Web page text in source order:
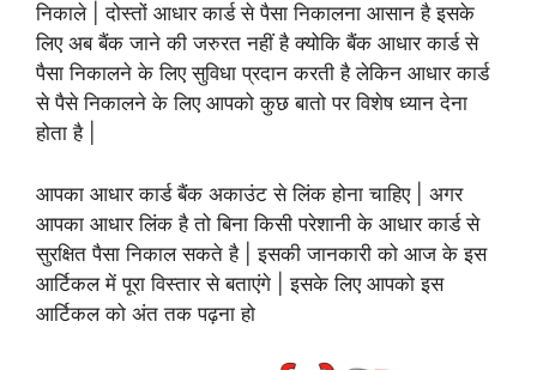
निकाले | दोस्तों आधार कार्ड से पैसा निकालना आसान है इसके
लिए अब बैंक जाने की जरुरत नहीं है क्योकि बैंक आधार कार्ड से
पैसा निकालने के लिए सुविधा प्रदान करती है लेकिन आधार कार्ड
से पैसे निकालने के लिए आपको कुछ बातो पर विशेष ध्यान देना
होता है |
आपका आधार कार्ड बैंक अकाउंट से लिंक होना चाहिए | अगर
आपका आधार लिंक है तो बिना किसी परेशानी के आधार कार्ड से
सुरक्षित पैसा निकाल सकते है | इसकी जानकारी को आज के इस
आर्टिकल में पूरा विस्तार से बताएंगे | इसके लिए आपको इस
आर्टिकल को अंत तक पढ़ना हो